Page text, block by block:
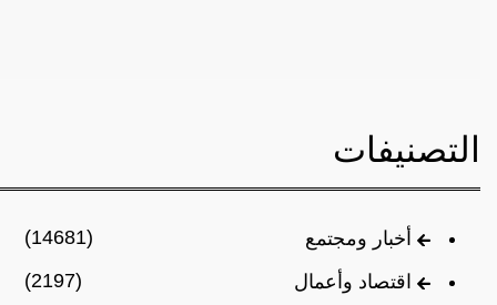
التصنيفات
أخبار ومجتمع
(14681)
اقتصاد وأعمال
(2197)